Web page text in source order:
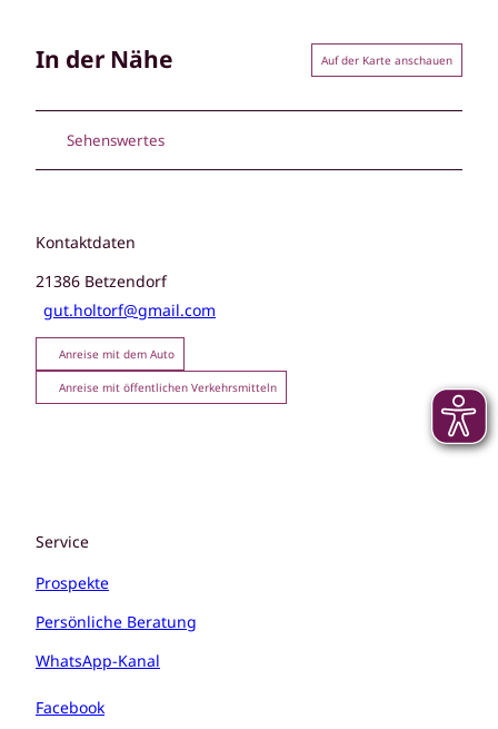
In der Nähe Auf der Karte anschauen
Sehenswertes
Kontaktdaten
21386 Betzendorf
gut.holtorf@gmail.com
Anreise mit dem Auto
Anreise mit öffentlichen Verkehrsmitteln
Service
Prospekte
Persönliche Beratung
WhatsApp-Kanal
Facebook